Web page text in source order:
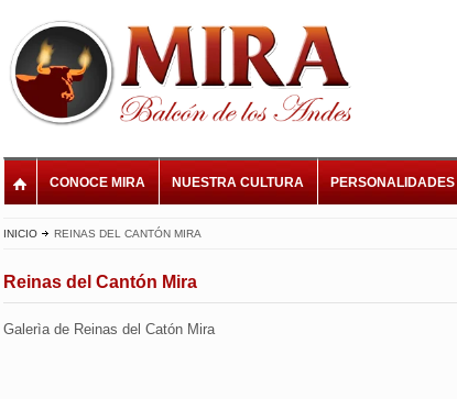
CONOCE MIRA NUESTRA CULTURA PERSONALIDADES
INICIO REINAS DEL CANTÓN MIRA
Reinas del Cantón Mira
Galerìa de Reinas del Catón Mira